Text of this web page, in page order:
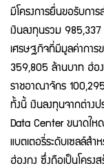
มีโครงการยื่นขอรับการ
เงินลงทุนรวม
เศรษฐกิจที่มีมูลค่าการ
359,805 ล้านบาท ฮ่อ
ราชอาณาจักร
ทั้งนี้ เงินลงทุนจากต่าง
Data Center ขนาดให
แบตเตอรี่ระดับเซลล์สำ
ฮ่องกง ซึ่งถือเป็นโคร